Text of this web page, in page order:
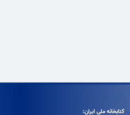
کتابخانه ملی ایران: